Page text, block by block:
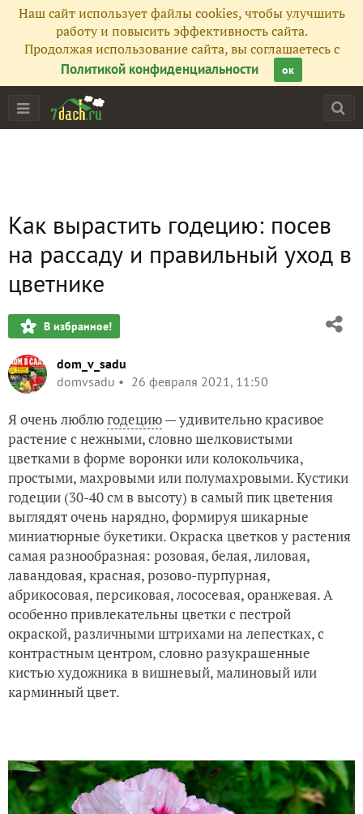
Наш сайт использует файлы cookies, чтобы улучшить
работу и повысить эффективность сайта.
Продолжая использование сайта, вы соглашаетесь с
Политикой конфиденциальности
ок
Как вырастить годецию: посев
на рассаду и правильный уход в
цветнике
В избранное!
dom_v_sadu
domvsadu
26 февраля 2021, 11:50
Я очень люблюгодецию— удивительно красивое
растение с нежными, словно шелковистыми
цветками в форме воронки или колокольчика,
простыми, махровыми или полумахровыми. Кустики
годеции (30-40 см в высоту) в самый пик цветения
выглядят очень нарядно, формируя шикарные
миниатюрные букетики. Окраска цветков у растения
самая разнообразная: розовая, белая, лиловая,
лавандовая, красная, розово-пурпурная,
абрикосовая, персиковая, лососевая, оранжевая. А
особенно привлекательны цветки с пестрой
окраской, различными штрихами на лепестках, с
контрастным центром, словно разукрашенные
кистью художника в вишневый, малиновый или
карминный цвет.